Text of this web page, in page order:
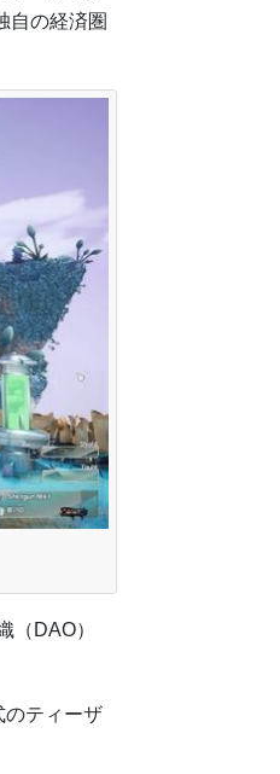
自の経済圏
（DAO）
のティーザ